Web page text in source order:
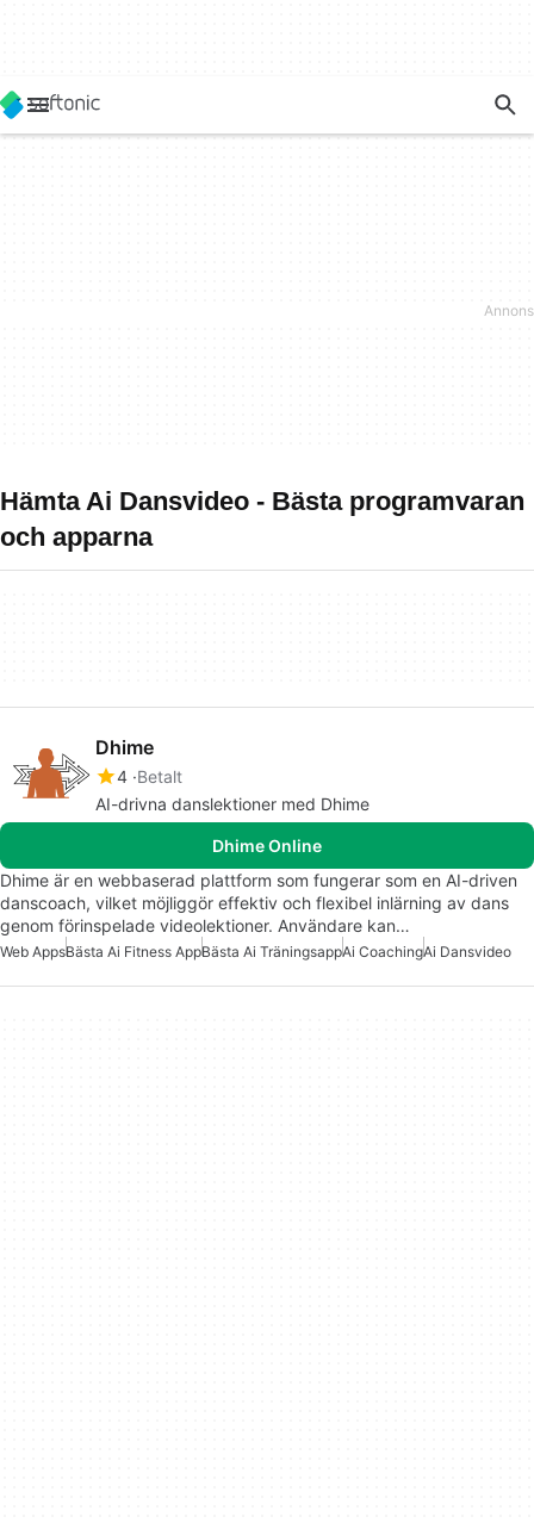
Hämta Ai Dansvideo - Bästa programvaran
och apparna
Dhime
4 Betalt
AI-drivna danslektioner med Dhime
Dhime Online
Dhime är en webbaserad plattform som fungerar som en AI-driven
danscoach, vilket möjliggör effektiv och flexibel inlärning av dans
genom förinspelade videolektioner. Användare kan…
Web AppsBästa Ai Fitness AppBästa Ai TräningsappAi CoachingAi Dansvideo